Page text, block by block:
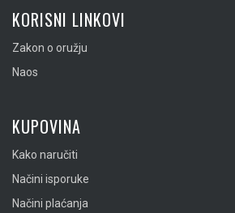
KORISNI LINKOVI
Zakon o oružju
Naos
KUPOVINA
Kako naručiti
Načini isporuke
Načini plaćanja